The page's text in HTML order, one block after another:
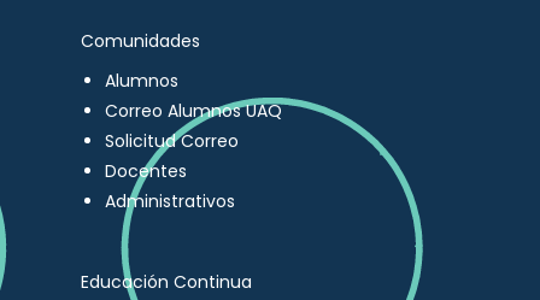
Comunidades
Alumnos
Correo Alumnos UAQ
Solicitud Correo
Docentes
Administrativos
Educación Continua